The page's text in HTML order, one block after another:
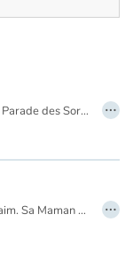
Chaque année, lors de la Grande Parade des Sorciers, les Dubalai remportent le Chaudron d'Or ! Mais la cadette, Sorcinette, ne semble pas très douée et loupe tous ses sorts. Pourtant, cette année, Sorcinette doit participer au concours. Sa famille est très inquiète... …
Juliette Mangemiette n’a jamais faim. Sa Maman est très inquiète. Elle essaie toutes ses recettes ! …